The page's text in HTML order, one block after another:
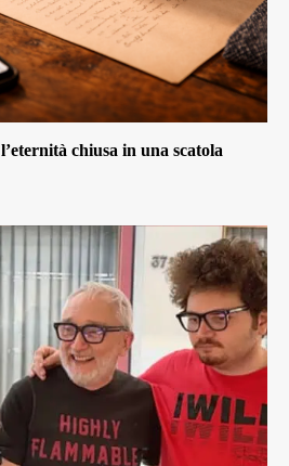
chiusa in una scatola